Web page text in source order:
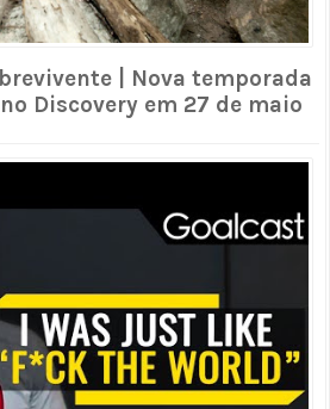
| Nova temporada
Discovery em 27 de maio